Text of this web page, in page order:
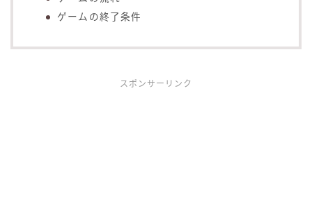
ゲームの終了条件
スポンサーリンク